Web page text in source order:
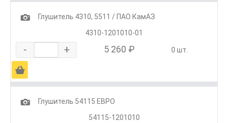
1
Глушитель 4310, 5511 / ПАО КамАЗ
4310-1201010-01
- + 5 260 ₽ 0 шт.
Ä
1
Глушитель 54115 ЕВРО
54115-1201010